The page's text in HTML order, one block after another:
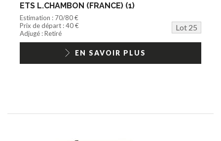
ETS L.CHAMBON (FRANCE) (1)
Estimation : 70/80 €
Prix de départ : 40 €
Lot 25
Adjugé : Retiré
EN SAVOIR PLUS